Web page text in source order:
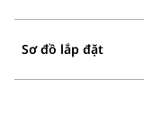
Sơ đồ lắp đặt